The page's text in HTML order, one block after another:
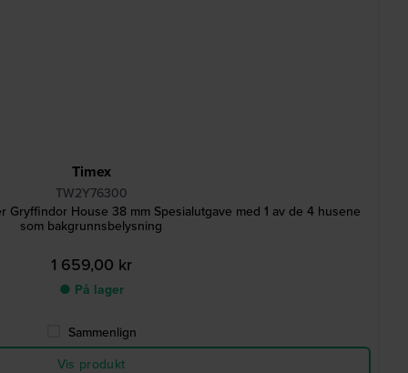
Timex
TW2Y76300
Gryffindor House 38 mm Spesialutgave med 1 av de 4 husene
som bakgrunnsbelysning
1 659,00 kr
● På lager
Sammenlign
Vis produkt